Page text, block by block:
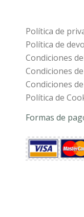
Política de
Política de
Condiciones
Condiciones
Condiciones
Política de
Formas de